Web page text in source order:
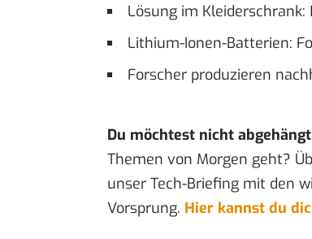
Lösung im
Lithium-Ionen-Batterien:
Forscher produzieren
Du möchtest nicht
Themen von Morgen geht?
unser Tech-Briefing mit den
Vorsprung. Hier kannst du